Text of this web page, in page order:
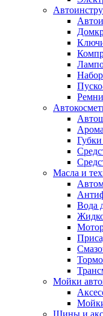
Масла и
Вода
Мойки
Шины и